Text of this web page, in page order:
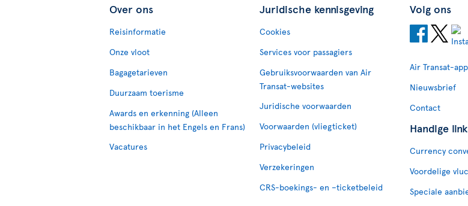
Over ons
Reisinformatie
Onze vloot
Bagagetarieven
Duurzaam toerisme
Awards en erkenning (Alleen
beschikbaar in het Engels en Frans)
Vacatures
Juridische kennisgeving
Cookies
Services voor passagiers
Gebruiksvoorwaarden van Air
Transat-websites
Juridische voorwaarden
Voorwaarden (vliegticket)
Privacybeleid
Verzekeringen
CRS-boekings- en –ticketbeleid
Volg ons
Air Transat-app
Nieuwsbrief
Contact
Handige
Currency
Voordelige
Speciale